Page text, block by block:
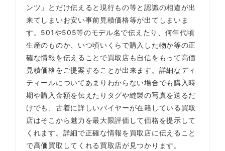
ンツ」とだけ伝えると現行もの等と認識の相違が出
来てしまいお安い事前見積価格等が出てしまいま
す。501や505等のモデル名で伝えたり、何年代頃
生産のものか、いつ頃いくらで購入した物か等の正
確な情報を伝えることで買取店も自信をもって高価
見積価格をご提案することが出来ます。詳細なディ
ティールについてあまりわからない場合でも購入時
期や購入金額を伝えたりタグや縫製の写真を送るだ
けでも、古着に詳しいバイヤーが在籍している買取
店はそこから魅力を最大限評価して価格を提示して
くれます。詳細で正確な情報を買取店に伝えること
で高価買取してくれる買取店が見つかります。